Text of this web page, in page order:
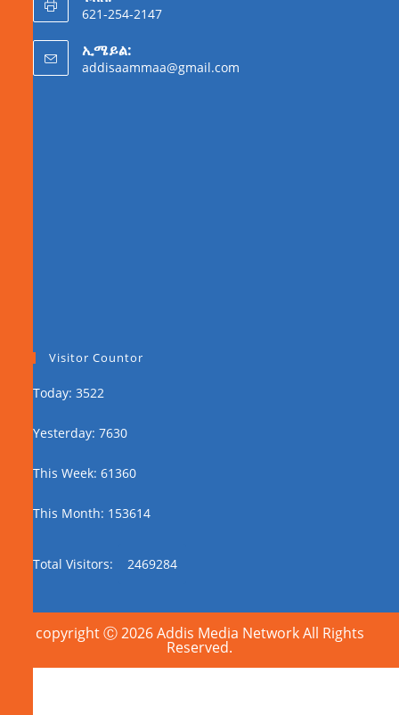
621-254-2147
ኢሜይል:
addisaammaa@gmail.com
Visitor Countor
Today: 3522
Yesterday: 7630
This Week: 61360
This Month: 153614
Total Visitors: 2469284
copyright Ⓒ 2026 Addis Media Network All Rights
Reserved.